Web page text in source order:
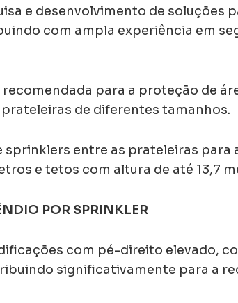
e desenvolvimento de soluções
com ampla experiência em
para a proteção de
de diferentes tamanhos.
entre as prateleiras para
e tetos com altura de até 13,7
POR SPRINKLER
com pé-direito elevado,
significativamente para a